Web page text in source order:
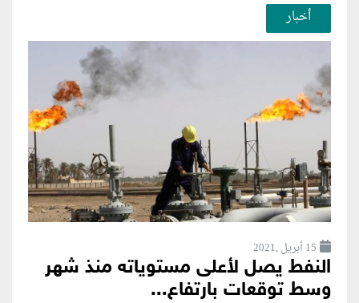
أخبار
15 أبريل ,2021
النفط يصل لأعلى مستوياته منذ شهر
وسط توقعات بارتفاع...